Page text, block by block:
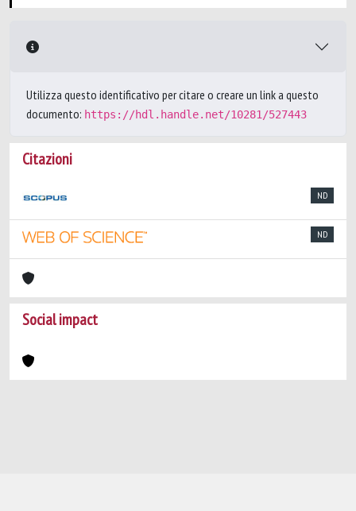
Utilizza questo identificativo per citare o creare un link a questo
documento: https://hdl.handle.net/10281/527443
Citazioni
ND
ND
Social impact